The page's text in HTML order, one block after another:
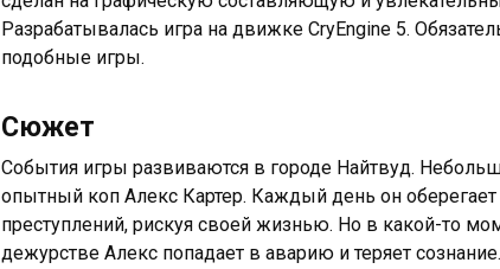
Разрабатывалась игра на движке CryEngine 5.
подобные игры.
Сюжет
События игры развиваются в городе Найтвуд.
опытный коп Алекс Картер. Каждый день он
преступлений, рискуя своей жизнью. Но в какой-то
дежурстве Алекс попадает в аварию и теряет